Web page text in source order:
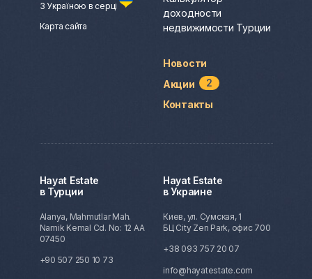
З Україною в серці
Карта сайта
доходности
недвижимости Турции
Новости
Акции
2
Контакты
Hayat Estate
в Турции
Alanya, Mahmutlar Mah.
Namik Kemal Cd. No: 12 AA
07450
+90 507 250 10 73
Hayat Estate
в Украине
Киев, ул. Сумская, 1
БЦ City Zen Park, офис 700
+38 093 757 20 07
info@hayatestate.com